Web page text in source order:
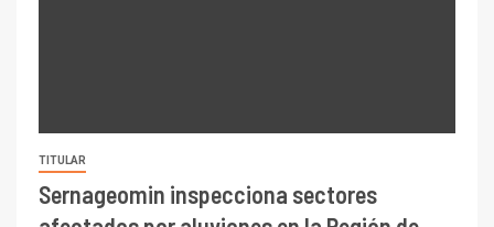
TITULAR
Sernageomin inspecciona sectores